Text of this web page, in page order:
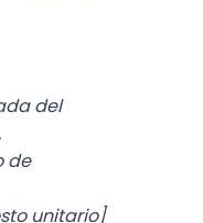
del
de
unitario]